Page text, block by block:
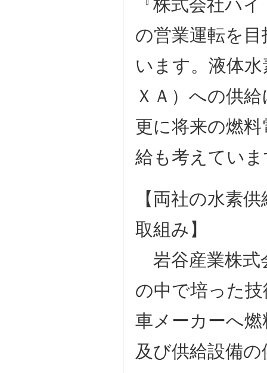
『株式会社ハ
の営業運転を
います。液体
ＸＡ）への供
更に将来の燃
給も考えてい
【両社の水素
取組み】
岩谷産業株式
の中で培った
車メーカーへ
及び供給設備